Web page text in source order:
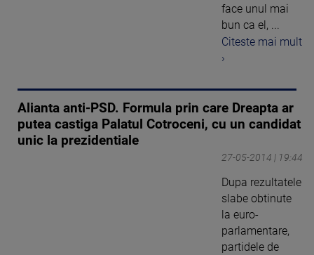
face unul mai
bun ca el, ...
Citeste mai mult
›
Alianta anti-PSD. Formula prin care Dreapta ar
putea castiga Palatul Cotroceni, cu un candidat
unic la prezidentiale
27-05-2014 | 19:44
Dupa rezultatele
slabe obtinute
la euro-
parlamentare,
partidele de